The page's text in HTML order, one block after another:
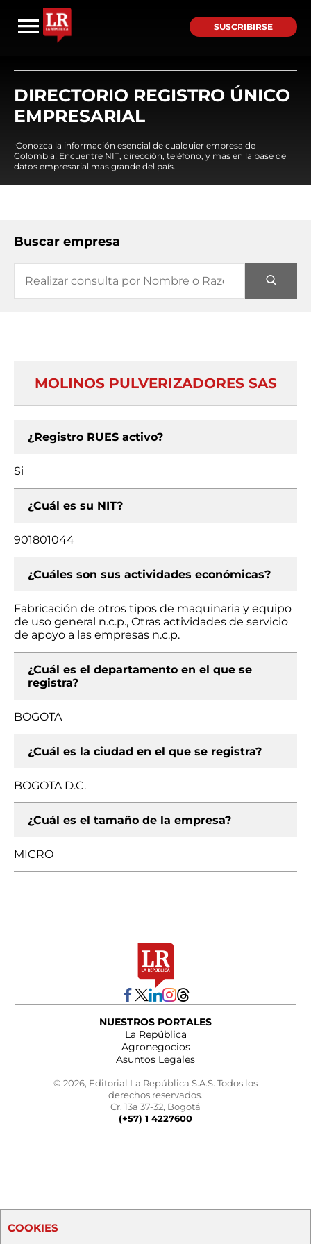
SUSCRIBIRSE
DIRECTORIO REGISTRO ÚNICO
EMPRESARIAL
¡Conozca la información esencial de cualquier empresa de
Colombia! Encuentre NIT, dirección, teléfono, y mas en la base de
datos empresarial mas grande del país.
Buscar empresa
MOLINOS PULVERIZADORES SAS
¿Registro RUES activo?
Si
¿Cuál es su NIT?
901801044
¿Cuáles son sus actividades económicas?
Fabricación de otros tipos de maquinaria y equipo
de uso general n.c.p., Otras actividades de servicio
de apoyo a las empresas n.c.p.
¿Cuál es el departamento en el que se
registra?
BOGOTA
¿Cuál es la ciudad en el que se registra?
BOGOTA D.C.
¿Cuál es el tamaño de la empresa?
MICRO
NUESTROS PORTALES
La República
Agronegocios
Asuntos Legales
© 2026, Editorial La República S.A.S. Todos los
derechos reservados.
Cr. 13a 37-32, Bogotá
(+57) 1 4227600
COOKIES